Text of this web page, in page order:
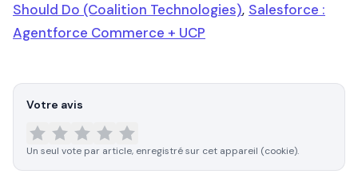
Should Do (Coalition Technologies), Salesforce :
Agentforce Commerce + UCP
Votre avis
Un seul vote par article, enregistré sur cet appareil (cookie).